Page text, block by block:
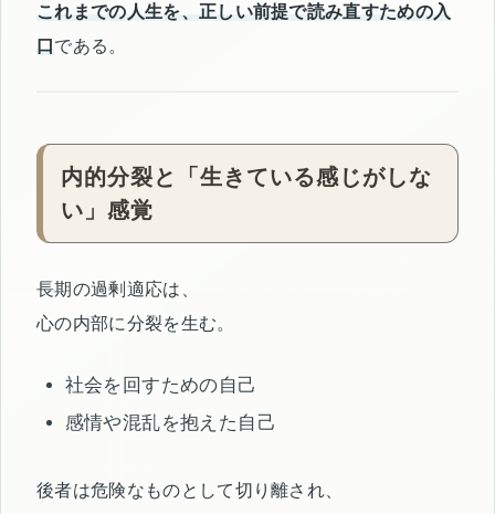
これまでの人生を、正しい前提で読み直すための入
口 である。
内的分裂と「生きている感じがしな
い」感覚
長期の過剰適応は、
心の内部に分裂を生む。
社会を回すための自己
感情や混乱を抱えた自己
後者は危険なものとして切り離され、